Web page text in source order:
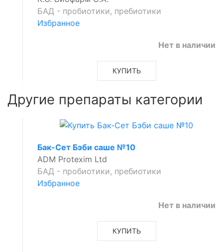
БАД - пробиотики, пребиотики
Избранное
Нет в наличии
КУПИТЬ
Другие препараты категории
Бак-Сет Бэби саше №10
ADM Protexim Ltd
БАД - пробиотики, пребиотики
Избранное
Нет в наличии
КУПИТЬ